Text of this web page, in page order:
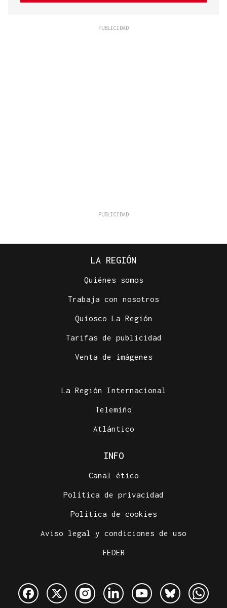
LA REGIÓN
Quiénes somos
Trabaja con nosotros
Quiosco La Región
Tarifas de publicidad
Venta de imágenes
La Región Internacional
Telemiño
Atlántico
INFO
Canal ético
Política de privacidad
Política de cookies
Aviso legal y condiciones de uso
FEDER